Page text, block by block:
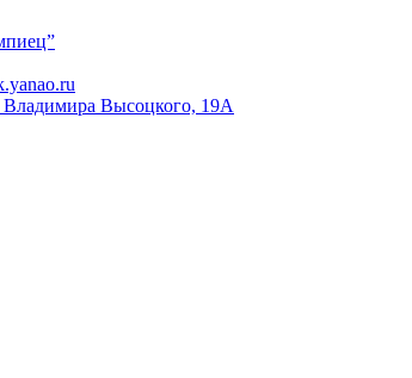
Владимира Высоцкого, 19А